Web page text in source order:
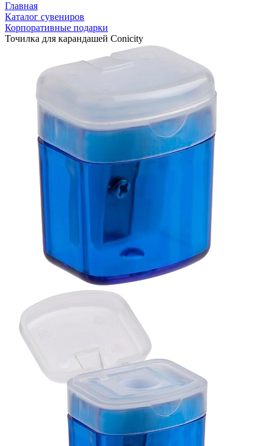
Главная
Каталог сувениров
Корпоративные подарки
Точилка для карандашей Conicity